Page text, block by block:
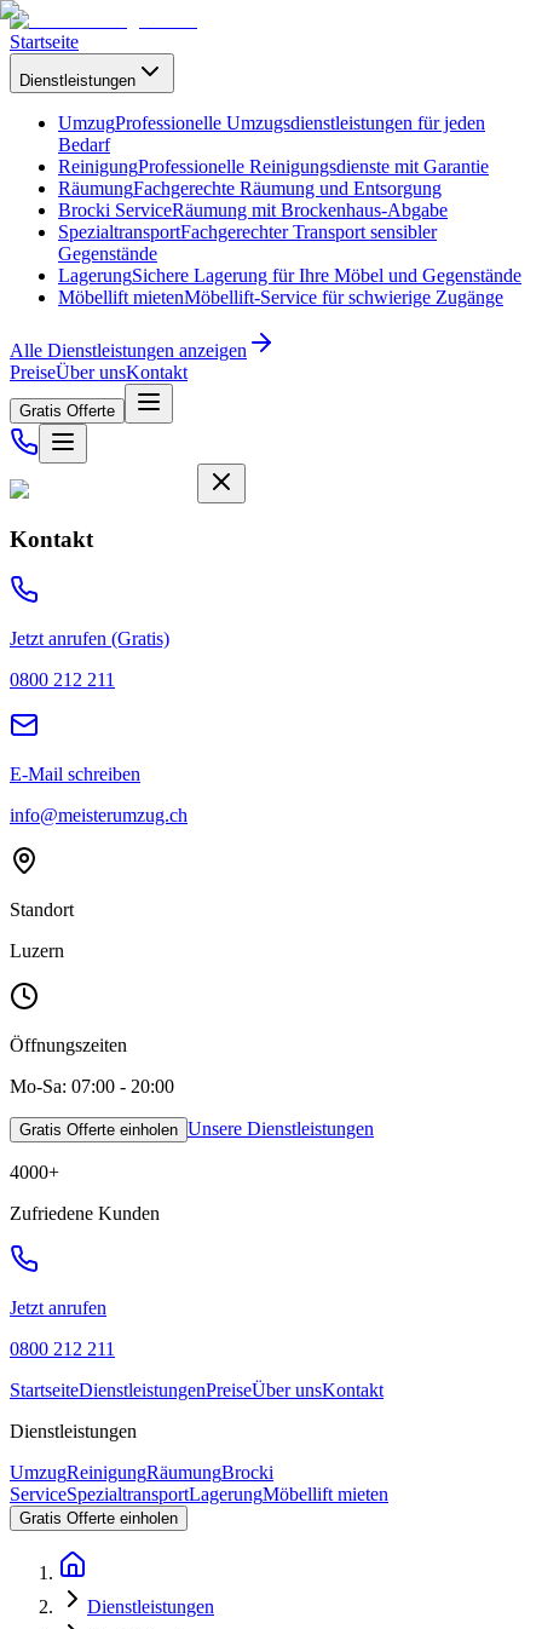
Startseite
Dienstleistungen
UmzugProfessionelle Umzugsdienstleistungen für jeden
Bedarf
ReinigungProfessionelle Reinigungsdienste mit Garantie
RäumungFachgerechte Räumung und Entsorgung
Brocki ServiceRäumung mit Brockenhaus-Abgabe
SpezialtransportFachgerechter Transport sensibler
Gegenstände
LagerungSichere Lagerung für Ihre Möbel und Gegenstände
Möbellift mietenMöbellift-Service für schwierige Zugänge
Alle Dienstleistungen anzeigen
PreiseÜber unsKontakt
Gratis Offerte
Kontakt
Jetzt anrufen (Gratis)
0800 212 211
E-Mail schreiben
info@meisterumzug.ch
Standort
Luzern
Öffnungszeiten
Mo-Sa: 07:00 - 20:00
Gratis Offerte einholen Unsere Dienstleistungen
4000+
Zufriedene Kunden
Jetzt anrufen
0800 212 211
StartseiteDienstleistungenPreiseÜber unsKontakt
Dienstleistungen
UmzugReinigungRäumungBrocki
ServiceSpezialtransportLagerungMöbellift mieten
Gratis Offerte einholen
Dienstleistungen